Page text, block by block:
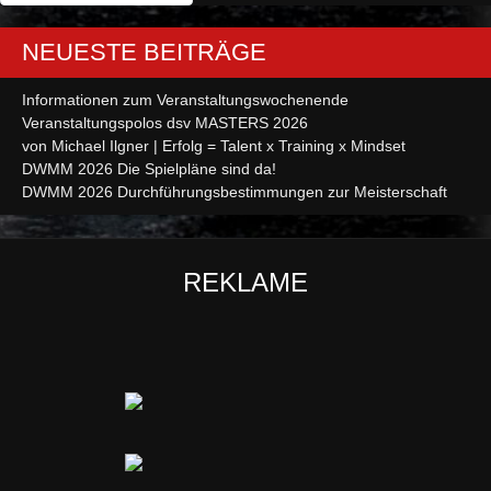
NEUESTE BEITRÄGE
Informationen zum Veranstaltungswochenende
Veranstaltungspolos dsv MASTERS 2026
von Michael Ilgner | Erfolg = Talent x Training x Mindset
DWMM 2026 Die Spielpläne sind da!
DWMM 2026 Durchführungsbestimmungen zur Meisterschaft
REKLAME